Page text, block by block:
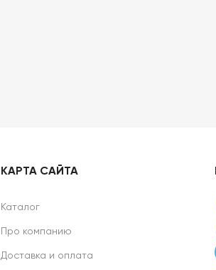
КАРТА САЙТА
Каталог
Про компанию
Доставка и оплата